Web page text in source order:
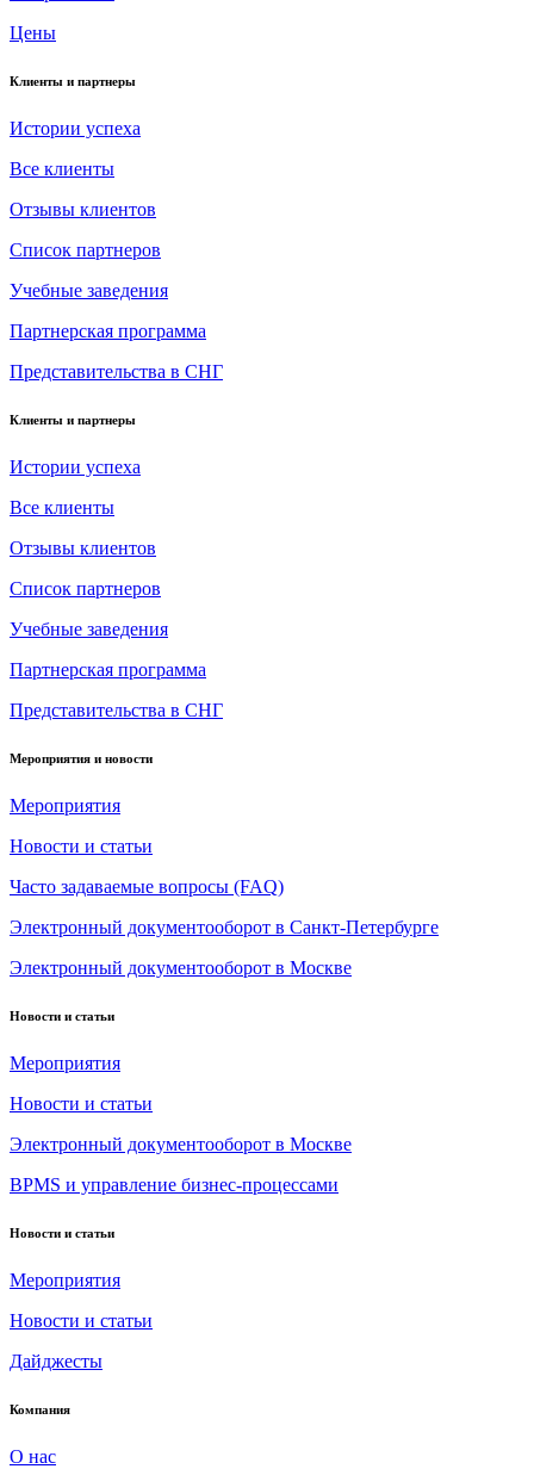
Цены
Клиенты и партнеры
Истории успеха
Все клиенты
Отзывы клиентов
Список партнеров
Учебные заведения
Партнерская программа
Представительства в СНГ
Клиенты и партнеры
Истории успеха
Все клиенты
Отзывы клиентов
Список партнеров
Учебные заведения
Партнерская программа
Представительства в СНГ
Мероприятия и новости
Мероприятия
Новости и статьи
Часто задаваемые вопросы (FAQ)
Электронный документооборот в Санкт-Петербурге
Электронный документооборот в Москве
Новости и статьи
Мероприятия
Новости и статьи
Электронный документооборот в Москве
BPMS и управление бизнес-процессами
Новости и статьи
Мероприятия
Новости и статьи
Дайджесты
Компания
О нас